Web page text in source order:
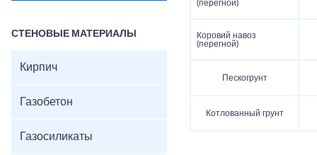
СТЕНОВЫЕ МАТЕРИАЛЫ
Кирпич
Газобетон
Газосиликаты
(перегной)
Коровий навоз
(перегной)
Пескогрунт
Котлованный грунт